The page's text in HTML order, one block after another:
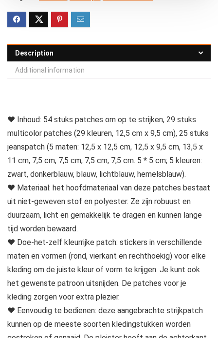
Description
Additional information
♥ Inhoud: 54 stuks patches om op te strijken, 29 stuks
multicolor patches (29 kleuren, 12,5 cm x 9,5 cm), 25 stuks
jeanspatch (5 maten: 12,5 x 12,5 cm, 12,5 x 9,5 cm, 13,5 x
11 cm, 7,5 cm, 7,5 cm, 7,5 cm, 7,5 cm. 5 * 5 cm; 5 kleuren:
zwart, donkerblauw, blauw, lichtblauw, hemelsblauw).
♥ Materiaal: het hoofdmateriaal van deze patches bestaat
uit niet-geweven stof en polyester. Ze zijn robuust en
duurzaam, licht en gemakkelijk te dragen en kunnen lange
tijd worden bewaard.
♥ Doe-het-zelf kleurrijke patch: stickers in verschillende
maten en vormen (rond, vierkant en rechthoekig) voor elke
kleding om de juiste kleur of vorm te krijgen. Je kunt ook
het gewenste patroon uitsnijden. De patches voor je
kleding zorgen voor extra plezier.
♥ Eenvoudig te bedienen: deze aangebrachte strijkpatch
kunnen op de meeste soorten kledingstukken worden